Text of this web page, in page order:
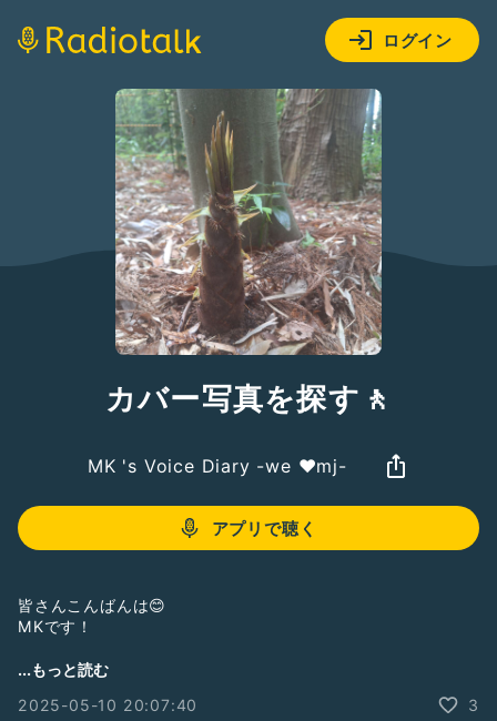
ログイン
カバー写真を探す🚶
MK 's Voice Diary -we ❤️mj-
アプリで聴く
皆さんこんばんは😊
MKです！
５月、いかがお過ごしでしょうか？
すっかり暖かくなりましたね！
...もっと読む
2025-05-10 20:07:40
3